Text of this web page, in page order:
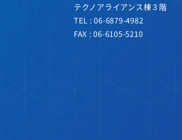
テクノアライアンス棟３階
TEL :06-6879-4982
FAX : 06-6105-5210